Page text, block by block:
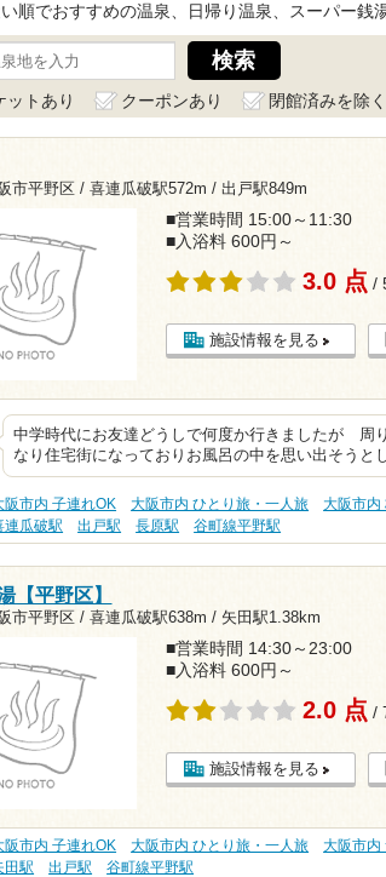
順でおすすめの温泉、日帰り温泉、スーパー銭
ットあり クーポンあり 閉館済みを除く
市平野区 / 喜連瓜破駅572m / 出戸駅849m
■営業時間 15:00～11:30
■入浴料 600円～
3.0 点 /
施設情報を見る
中学時代にお友達どうしで何度か行きましたが 周
なり住宅街になっておりお風呂の中を思い出そう
阪市内 子連れOK 大阪市内 ひとり旅・一人旅 大阪市内
連瓜破駅
出戸駅 長原駅 谷町線平野駅
【平野区】
市平野区 / 喜連瓜破駅638m / 矢田駅1.38km
■営業時間 14:30～23:00
■入浴料 600円～
2.0 点 /
施設情報を見る
阪市内 子連れOK 大阪市内 ひとり旅・一人旅 大阪市内
田駅
出戸駅 谷町線平野駅